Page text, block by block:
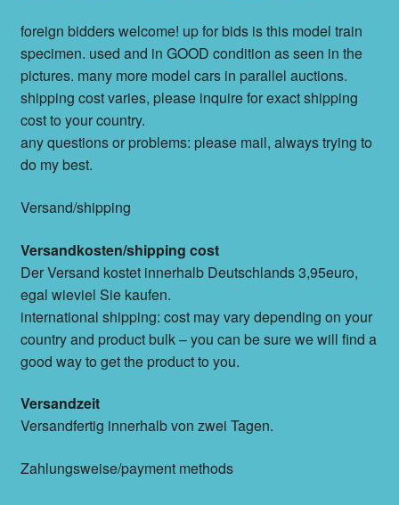
foreign bidders welcome! up for bids is this model train
specimen. used and in GOOD condition as seen in the
pictures. many more model cars in parallel auctions.
shipping cost varies, please inquire for exact shipping
cost to your country.
any questions or problems: please mail, always trying to
do my best.
Versand/shipping
Versandkosten/shipping cost
Der Versand kostet innerhalb Deutschlands 3,95euro,
egal wieviel Sie kaufen.
international shipping: cost may vary depending on your
country and product bulk – you can be sure we will find a
good way to get the product to you.
Versandzeit
Versandfertig innerhalb von zwei Tagen.
Zahlungsweise/payment methods